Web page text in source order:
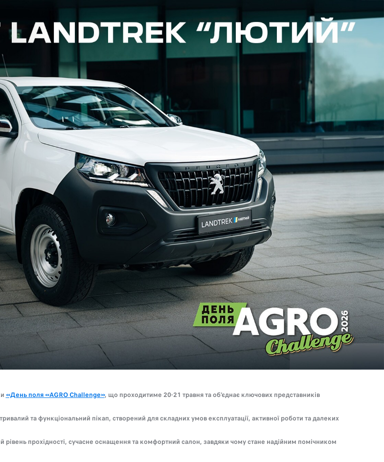
«День поля «AGRO Challenge», що проходитиме 20-21 травня та об’єднає ключових представників
та функціональний пікап, створений для складних умов експлуатації, активної роботи та далеких
прохідності, сучасне оснащення та комфортний салон, завдяки чому стане надійним помічником